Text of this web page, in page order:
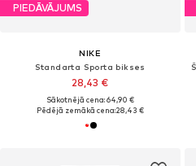
PIEDĀVĀJUMS
NIKE
Standarta Sporta bikses
28,43 €
Sākotnējā cena: 64,90 €
Pēdējā zemākā cena:28,43 €